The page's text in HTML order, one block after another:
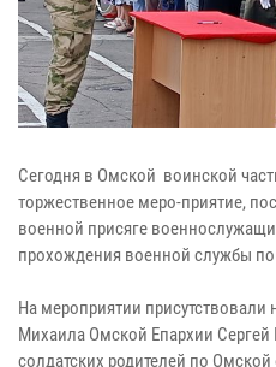
Сегодня в Омской воинской
торжественное меро-приятие,
военной присяге
прохождения военной службы
На мероприятии присутствовали
Михаила Омской Епархии Сергей
солдатских родителей по